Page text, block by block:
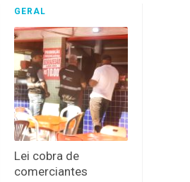
GERAL
Lei cobra de
comerciantes